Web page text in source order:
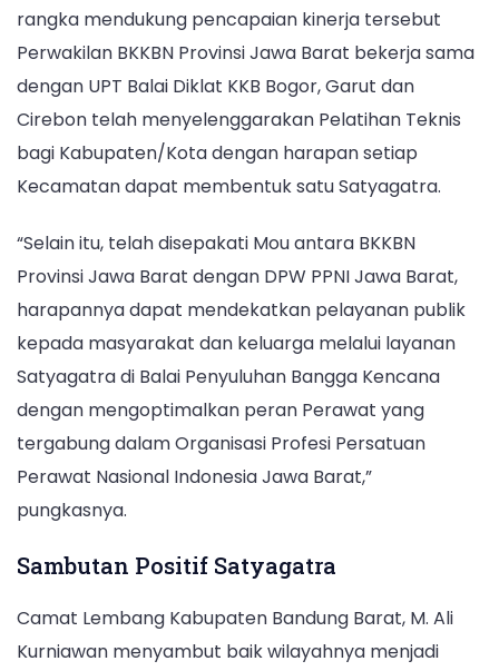
rangka mendukung pencapaian kinerja tersebut
Perwakilan BKKBN Provinsi Jawa Barat bekerja sama
dengan UPT Balai Diklat KKB Bogor, Garut dan
Cirebon telah menyelenggarakan Pelatihan Teknis
bagi Kabupaten/Kota dengan harapan setiap
Kecamatan dapat membentuk satu Satyagatra.
“Selain itu, telah disepakati Mou antara BKKBN
Provinsi Jawa Barat dengan DPW PPNI Jawa Barat,
harapannya dapat mendekatkan pelayanan publik
kepada masyarakat dan keluarga melalui layanan
Satyagatra di Balai Penyuluhan Bangga Kencana
dengan mengoptimalkan peran Perawat yang
tergabung dalam Organisasi Profesi Persatuan
Perawat Nasional Indonesia Jawa Barat,”
pungkasnya.
Sambutan Positif Satyagatra
Camat Lembang Kabupaten Bandung Barat, M. Ali
Kurniawan menyambut baik wilayahnya menjadi